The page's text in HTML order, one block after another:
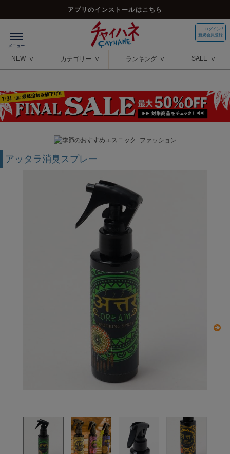
アプリのインストールはこちら
ログイン /
新規会員登録
NEW カテゴリー ランキング SALE
アッタラ消臭スプレー